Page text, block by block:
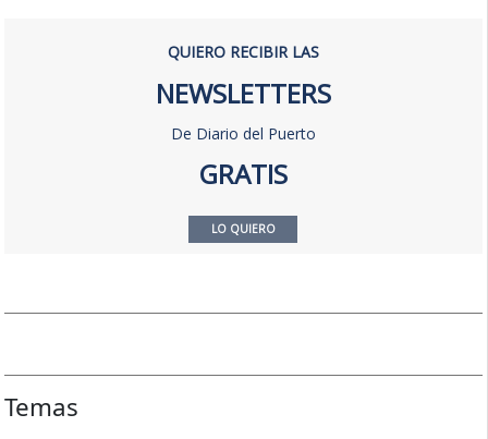
QUIERO RECIBIR LAS
NEWSLETTERS
De Diario del Puerto
GRATIS
LO QUIERO
Temas